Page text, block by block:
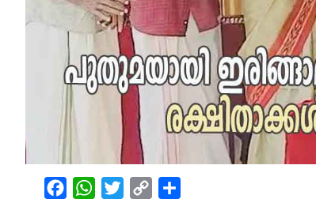
FacebookWhatsAppTwitterCopy